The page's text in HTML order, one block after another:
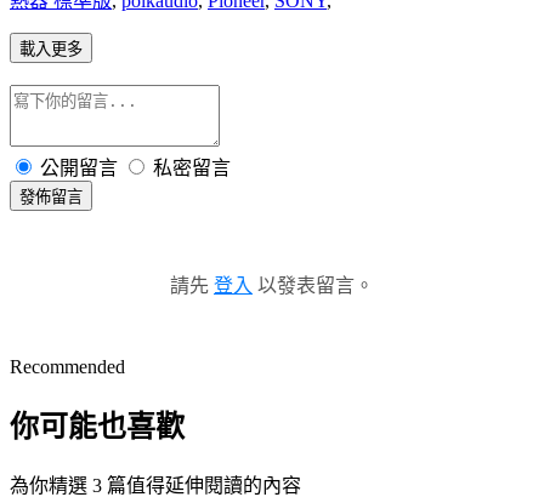
載入更多
公開留言 私密留言
發佈留言
請先 登入 以發表留言。
Recommended
你可能也喜歡
為你精選 3 篇值得延伸閱讀的內容